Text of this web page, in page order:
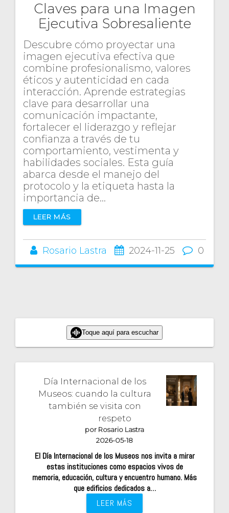
Claves para una Imagen
Ejecutiva Sobresaliente
Descubre cómo proyectar una
imagen ejecutiva efectiva que
combine profesionalismo, valores
éticos y autenticidad en cada
interacción. Aprende estrategias
clave para desarrollar una
comunicación impactante,
fortalecer el liderazgo y reflejar
confianza a través de tu
comportamiento, vestimenta y
habilidades sociales. Esta guía
abarca desde el manejo del
protocolo y la etiqueta hasta la
importancia de…
LEER MÁS
Rosario Lastra 2024-11-25 0
Toque aquí para escuchar
Día Internacional de los
Museos: cuando la cultura
también se visita con
respeto
por Rosario Lastra
2026-05-18
El Día Internacional de los Museos nos invita a mirar
estas instituciones como espacios vivos de
memoria, educación, cultura y encuentro humano. Más
que edificios dedicados a…
LEER MÁS